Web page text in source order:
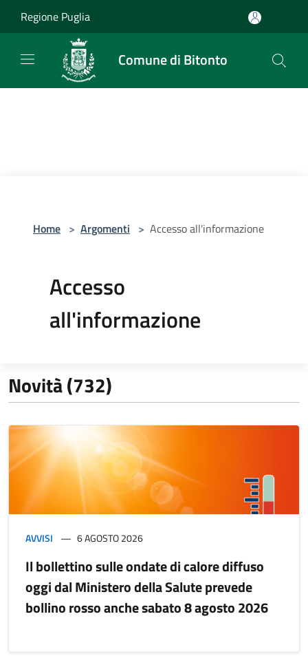
Regione Puglia
Comune di Bitonto
Home > Argomenti > Accesso all'informazione
Accesso
all'informazione
Novità (732)
AVVISI 6 AGOSTO 2026
Il bollettino sulle ondate di calore diffuso
oggi dal Ministero della Salute prevede
bollino rosso anche sabato 8 agosto 2026